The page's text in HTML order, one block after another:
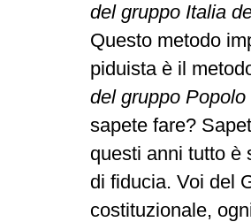
del gruppo Italia
Questo metodo
piduista è il
del gruppo
sapete fare?
questi anni tutto è
di fiducia. Voi del
costituzionale,